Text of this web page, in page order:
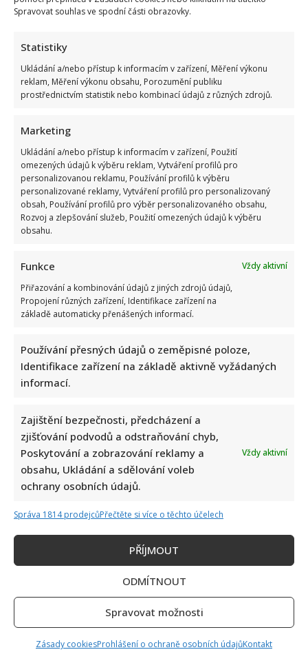
Spravovat souhlas ve spodní části obrazovky.
Statistiky
Ukládání a/nebo přístup k informacím v zařízení, Měření výkonu
reklam, Měření výkonu obsahu, Porozumění publiku
prostřednictvím statistik nebo kombinací údajů z různých zdrojů.
Marketing
Ukládání a/nebo přístup k informacím v zařízení, Použití
omezených údajů k výběru reklam, Vytváření profilů pro
personalizovanou reklamu, Používání profilů k výběru
personalizované reklamy, Vytváření profilů pro personalizovaný
obsah, Používání profilů pro výběr personalizovaného obsahu,
Rozvoj a zlepšování služeb, Použití omezených údajů k výběru
obsahu.
Funkce
Vždy aktivní
Přiřazování a kombinování údajů z jiných zdrojů údajů,
Propojení různých zařízení, Identifikace zařízení na
základě automaticky přenášených informací.
Používání přesných údajů o zeměpisné poloze,
Identifikace zařízení na základě aktivně vyžádaných
informací.
Zajištění bezpečnosti, předcházení a
zjišťování podvodů a odstraňování chyb,
Poskytování a zobrazování reklamy a
obsahu, Ukládání a sdělování voleb
ochrany osobních údajů.
Vždy aktivní
Správa 1814 prodejcůPřečtěte si více o těchto účelech
PŘÍJMOUT
ODMÍTNOUT
Spravovat možnosti
Zásady cookiesProhlášení o ochraně osobních údajůKontakt